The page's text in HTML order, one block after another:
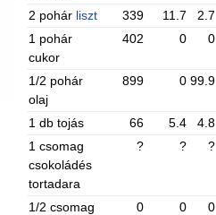
2 pohár liszt 339 11.7 2.7
1 pohár
cukor
402 0 0
1/2 pohár
olaj
899 0 99.9
1 db tojás 66 5.4 4.8
1 csomag
csokoládés
tortadara
? ? ?
1/2 csomag
0 0 0